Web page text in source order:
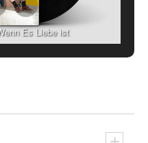
Es Liebe ist